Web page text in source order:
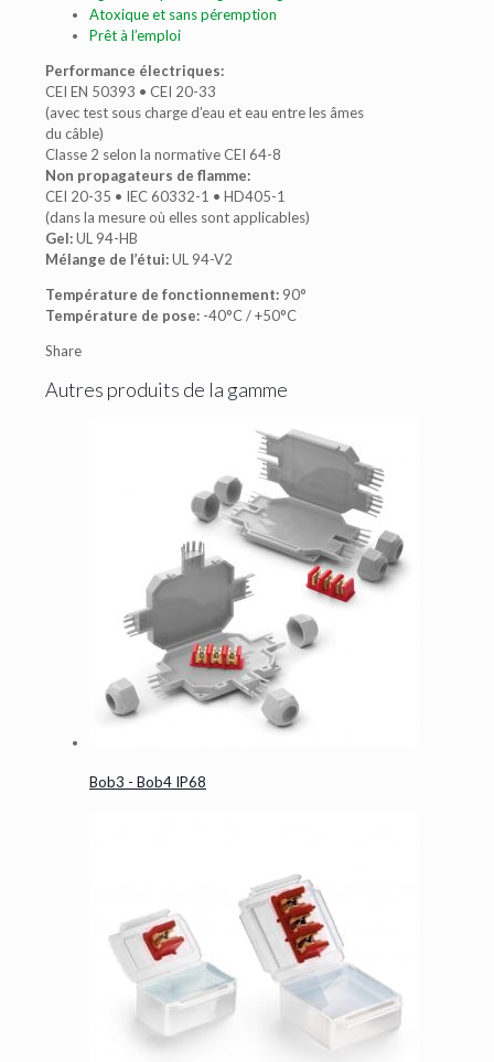
Atoxique et sans péremption
Prêt à l’emploi
Performance électriques:
CEI EN 50393 • CEI 20-33
(avec test sous charge d’eau et eau entre les âmes
du câble)
Classe 2 selon la normative CEI 64-8
Non propagateurs de flamme:
CEI 20-35 • IEC 60332-1 • HD405-1
(dans la mesure où elles sont applicables)
Gel:UL 94-HB
Mélange de l’étui:UL 94-V2
Température de fonctionnement: 90°
Température de pose: -40°C / +50°C
Share
Autres produits de la gamme
Bob3 - Bob4 IP68